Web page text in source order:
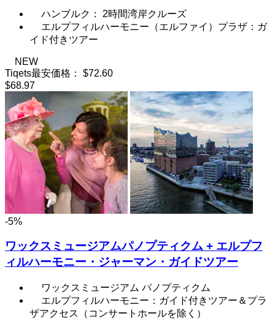
ハンブルク： 2時間湾岸クルーズ
エルプフィルハーモニー（エルファイ）プラザ：ガ
イド付きツアー
NEW
Tiqets最安価格：
$72.60
$68.97
-5%
ワックスミュージアムパノプティクム + エルプフ
ィルハーモニー・ジャーマン・ガイドツアー
ワックスミュージアム パノプティクム
エルプフィルハーモニー：ガイド付きツアー＆プラ
ザアクセス（コンサートホールを除く）